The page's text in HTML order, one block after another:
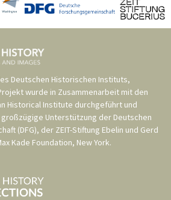
Deutschen Historischen Instituts,
wurde in Zusammenarbeit mit den
Historical Institute durchgeführt und
Unterstützung der Deutschen
(DFG), der ZEIT-Stiftung Ebelin und Gerd
Kade Foundation, New York.